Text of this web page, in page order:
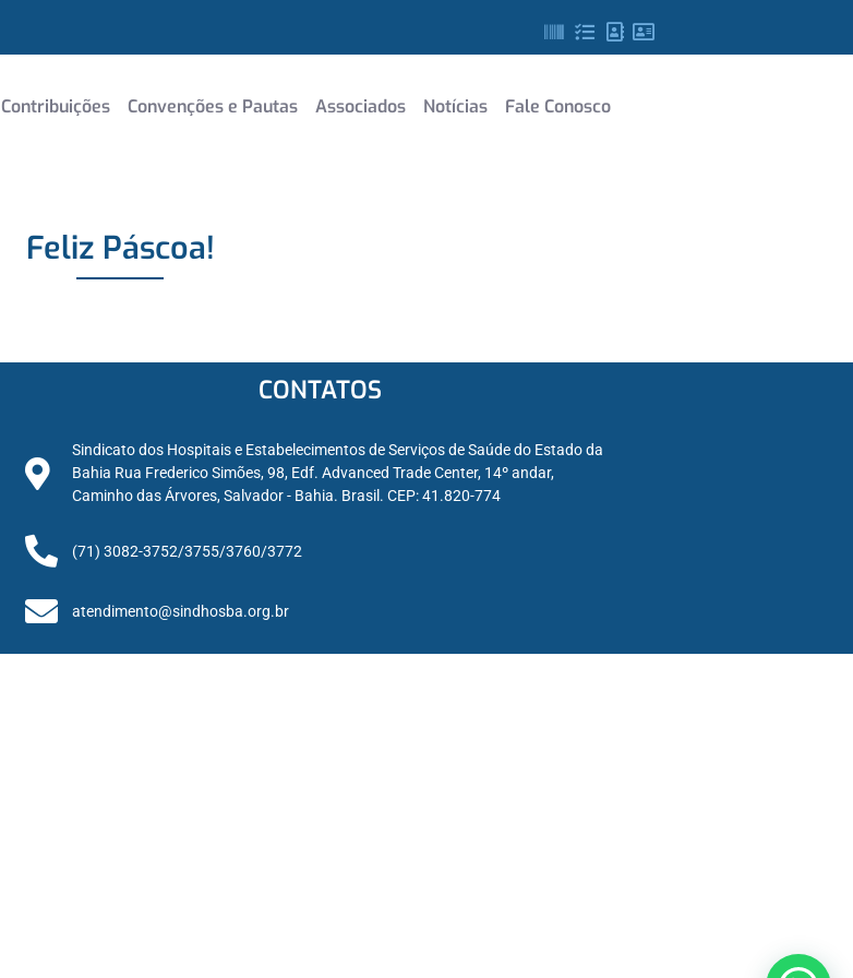
Contribuições Convenções e Pautas Associados Notícias Fale Conosco
Feliz Páscoa!
CONTATOS
Sindicato dos Hospitais e Estabelecimentos de Serviços de Saúde do Estado da
Bahia Rua Frederico Simões, 98, Edf. Advanced Trade Center, 14º andar,
Caminho das Árvores, Salvador - Bahia. Brasil. CEP: 41.820-774
(71) 3082-3752/3755/3760/3772
atendimento@sindhosba.org.br